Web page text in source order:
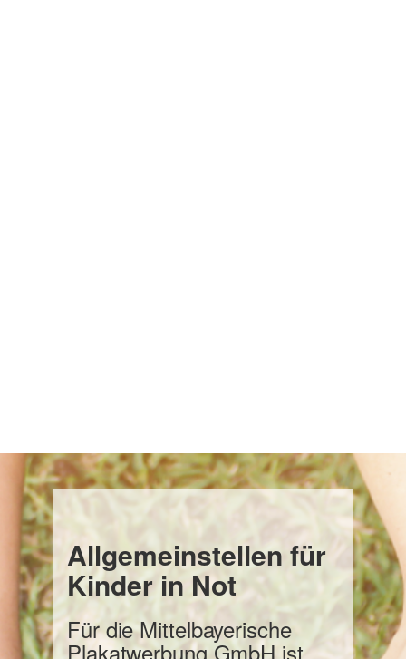
Allgemeinstellen für
Kinder in Not
Für die Mittelbayerische
Plakatwerbung GmbH ist